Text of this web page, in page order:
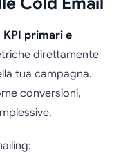
KPI primari e
direttamente
tua campagna.
conversioni,